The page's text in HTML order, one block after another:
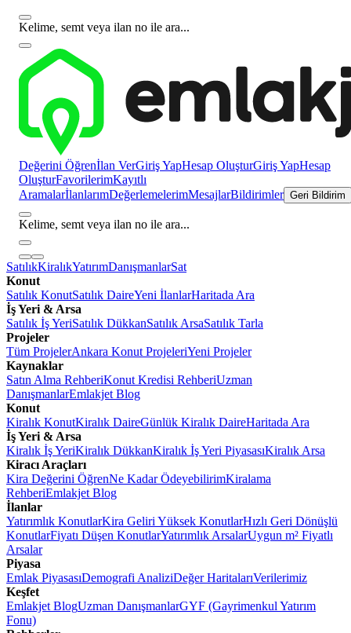
Kelime, semt veya ilan no ile ara...
Değerini Öğrenİlan VerGiriş YapHesap OluşturGiriş YapHesap
OluşturFavorilerimKayıtlı
AramalarİlanlarımDeğerlemelerimMesajlarBildirimler Geri Bildirim
Kelime, semt veya ilan no ile ara...
SatılıkKiralıkYatırımDanışmanlarSat
Konut
Satılık KonutSatılık DaireYeni İlanlarHaritada Ara
İş Yeri & Arsa
Satılık İş YeriSatılık DükkanSatılık ArsaSatılık Tarla
Projeler
Tüm ProjelerAnkara Konut ProjeleriYeni Projeler
Kaynaklar
Satın Alma RehberiKonut Kredisi RehberiUzman
DanışmanlarEmlakjet Blog
Konut
Kiralık KonutKiralık DaireGünlük Kiralık DaireHaritada Ara
İş Yeri & Arsa
Kiralık İş YeriKiralık DükkanKiralık İş Yeri PiyasasıKiralık Arsa
Kiracı Araçları
Kira Değerini ÖğrenNe Kadar ÖdeyebilirimKiralama
RehberiEmlakjet Blog
İlanlar
Yatırımlık KonutlarKira Geliri Yüksek KonutlarHızlı Geri Dönüşlü
KonutlarFiyatı Düşen KonutlarYatırımlık ArsalarUygun m² Fiyatlı
Arsalar
Piyasa
Emlak PiyasasıDemografi AnaliziDeğer HaritalarıVerilerimiz
Keşfet
Emlakjet BlogUzman DanışmanlarGYF (Gayrimenkul Yatırım
Fonu)